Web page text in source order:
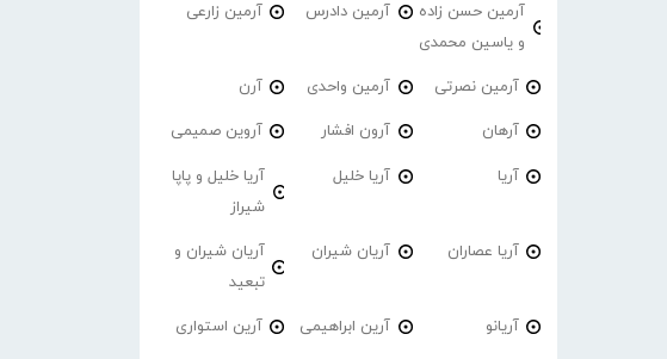
آرمین حسن زاده
و یاسین محمدی
آرمین دادرس آرمین زارعی
آرمین نصرتی آرمین واحدی آرن
آرهان آرون افشار آروین صمیمی
آریا آریا خلیل
آریا خلیل و پاپا
شیراز
آریا عصاران آریان شیران
آریان شیران و
تبعید
آریانو آرین ابراهیمی آرین استواری